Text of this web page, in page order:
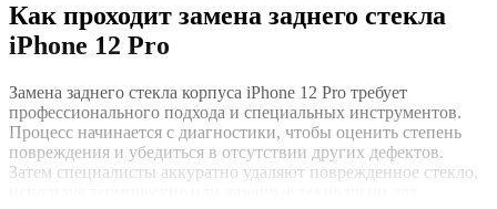
Как проходит замена заднего стекла
iPhone 12 Pro
Замена заднего стекла корпуса iPhone 12 Pro требует
профессионального подхода и специальных инструментов.
Процесс начинается с диагностики, чтобы оценить степень
повреждения и убедиться в отсутствии других дефектов.
Затем специалисты аккуратно удаляют поврежденное стекло,